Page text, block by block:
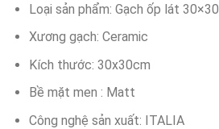
Loại sản phẩm: Gạch ốp lát 30×30
Xương gạch: Ceramic
Kích thước: 30x30cm
Bề mặt men : Matt
Công nghệ sản xuất: ITALIA